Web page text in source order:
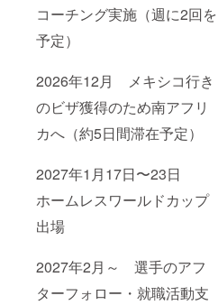
コーチング実施（週に2回を
予定）
2026年12月 メキシコ行き
のビザ獲得のため南アフリ
カへ（約5日間滞在予定）
2027年1月17日〜23日
ホームレスワールドカップ
出場
2027年2月～ 選手のアフ
ターフォロー・就職活動支